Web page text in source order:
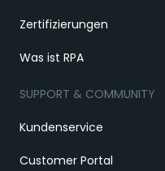
Zertifizierungen
Was ist RPA
SUPPORT & COMMUNITY
Kundenservice
Customer Portal